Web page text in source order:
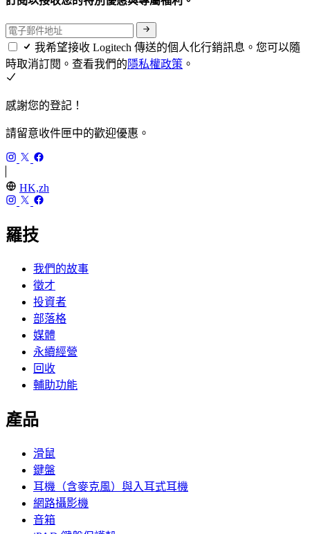
我希望接收 Logitech 傳送的個人化行銷訊息。您可以隨
時取消訂閱。查看我們的隱私權政策 。
感謝您的登記！
請留意收件匣中的歡迎優惠。
HK,zh
羅技
我們的故事
徵才
投資者
部落格
媒體
永續經營
回收
輔助功能
產品
滑鼠
鍵盤
耳機（含麥克風）與入耳式耳機
網路攝影機
音箱